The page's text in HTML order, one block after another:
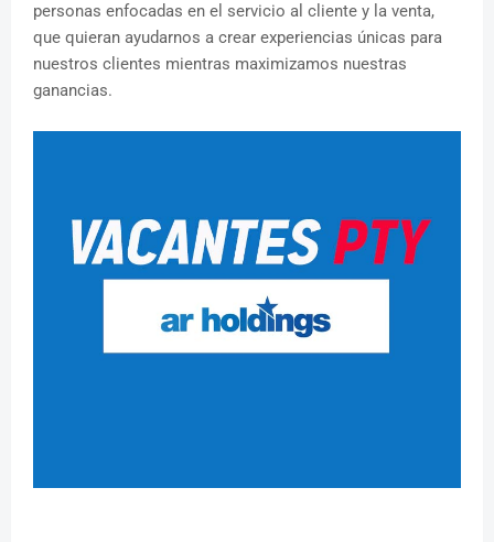
personas enfocadas en el servicio al cliente y la venta,
que quieran ayudarnos a crear experiencias únicas para
nuestros clientes mientras maximizamos nuestras
ganancias.